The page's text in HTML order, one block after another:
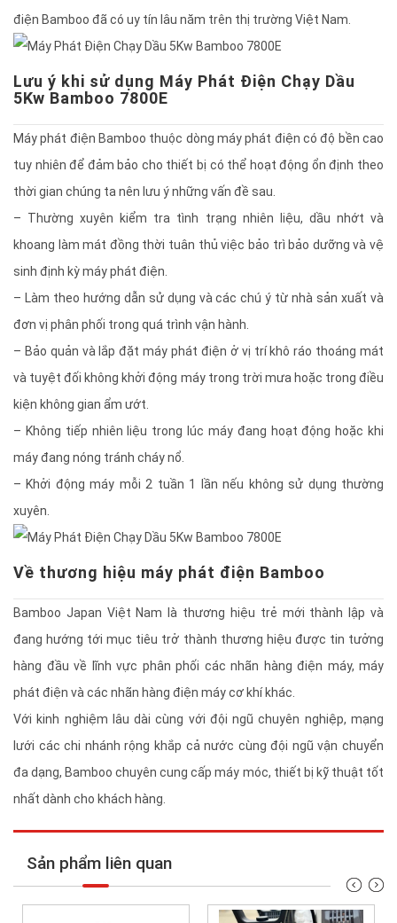
điện Bamboo đã có uy tín lâu năm trên thị trường Việt Nam.
Lưu ý khi sử dụng Máy Phát Điện Chạy Dầu
5Kw Bamboo 7800E
Máy phát điện Bamboo thuộc dòng máy phát điện có độ bền cao
tuy nhiên để đảm bảo cho thiết bị có thể hoạt động ổn định theo
thời gian chúng ta nên lưu ý những vấn đề sau.
– Thường xuyên kiểm tra tình trạng nhiên liệu, dầu nhớt và
khoang làm mát đồng thời tuân thủ việc bảo trì bảo dưỡng và vệ
sinh định kỳ máy phát điện.
– Làm theo hướng dẫn sử dụng và các chú ý từ nhà sản xuất và
đơn vị phân phối trong quá trình vận hành.
– Bảo quản và lắp đặt máy phát điện ở vị trí khô ráo thoáng mát
và tuyệt đối không khởi động máy trong trời mưa hoặc trong điều
kiện không gian ẩm ướt.
– Không tiếp nhiên liệu trong lúc máy đang hoạt động hoặc khi
máy đang nóng tránh cháy nổ.
– Khởi động máy mỗi 2 tuần 1 lần nếu không sử dụng thường
xuyên.
Về thương hiệu máy phát điện Bamboo
Bamboo Japan Việt Nam là thương hiệu trẻ mới thành lập và
đang hướng tới mục tiêu trở thành thương hiệu được tin tưởng
hàng đầu về lĩnh vực phân phối các nhãn hàng điện máy, máy
phát điện và các nhãn hàng điện máy cơ khí khác.
Với kinh nghiệm lâu dài cùng với đội ngũ chuyên nghiệp, mạng
lưới các chi nhánh rộng khắp cả nước cùng đội ngũ vận chuyển
đa dạng, Bamboo chuyên cung cấp máy móc, thiết bị kỹ thuật tốt
nhất dành cho khách hàng.
Sản phẩm liên quan